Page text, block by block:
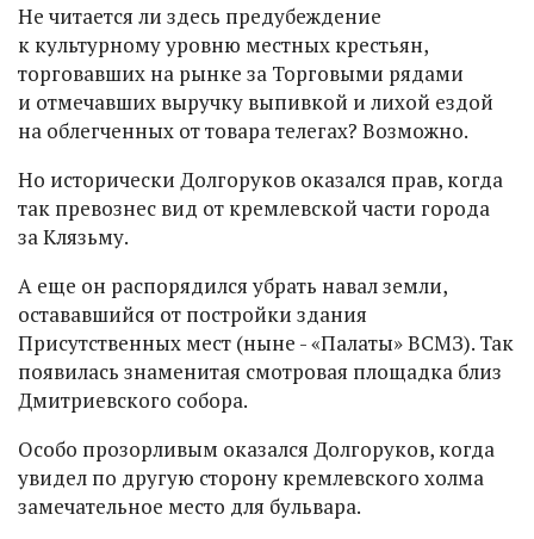
Не читается ли здесь предубеждение
к культурному уровню местных крестьян,
торговавших на рынке за Торговыми рядами
и отмечавших выручку выпивкой и лихой ездой
на облегченных от товара телегах? Возможно.
Но исторически Долгоруков оказался прав, когда
так превознес вид от кремлевской части города
за Клязьму.
А еще он распорядился убрать навал земли,
остававшийся от постройки здания
Присутственных мест (ныне - «Палаты» ВСМЗ). Так
появилась знаменитая смотровая площадка близ
Дмитриевского собора.
Особо прозорливым оказался Долгоруков, когда
увидел по другую сторону кремлевского холма
замечательное место для бульвара.